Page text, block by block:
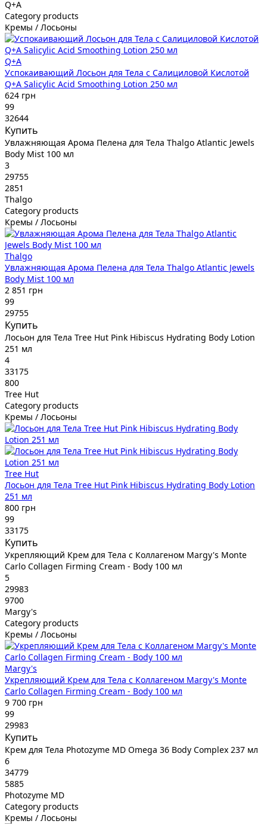
Q+A
Category products
Кремы / Лосьоны
Q+A
Успокаивающий Лосьон для Тела с Салициловой Кислотой
Q+A Salicylic Acid Smoothing Lotion 250 мл
624 грн
99
32644
Купить
Увлажняющая Арома Пелена для Тела Thalgo Atlantic Jewels
Body Mist 100 мл
3
29755
2851
Thalgo
Category products
Кремы / Лосьоны
Thalgo
Увлажняющая Арома Пелена для Тела Thalgo Atlantic Jewels
Body Mist 100 мл
2 851 грн
99
29755
Купить
Лосьон для Тела Tree Hut Pink Hibiscus Hydrating Body Lotion
251 мл
4
33175
800
Tree Hut
Category products
Кремы / Лосьоны
Tree Hut
Лосьон для Тела Tree Hut Pink Hibiscus Hydrating Body Lotion
251 мл
800 грн
99
33175
Купить
Укрепляющий Крем для Тела с Коллагеном Margy's Monte
Carlo Collagen Firming Cream - Body 100 мл
5
29983
9700
Margy's
Category products
Кремы / Лосьоны
Margy's
Укрепляющий Крем для Тела с Коллагеном Margy's Monte
Carlo Collagen Firming Cream - Body 100 мл
9 700 грн
99
29983
Купить
Крем для Тела Photozyme MD Omega 36 Body Complex 237 мл
6
34779
5885
Photozyme MD
Category products
Кремы / Лосьоны